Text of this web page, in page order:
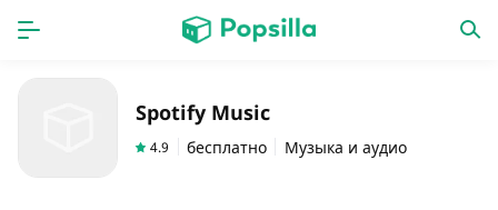
Spotify Music
4.9 бесплатно Музыка и аудио